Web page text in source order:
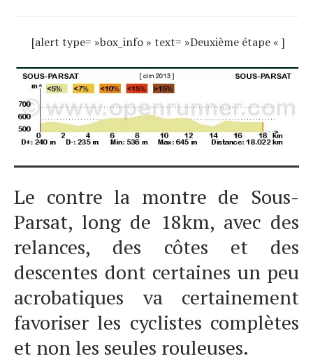
[alert type= »box_info » text= »Deuxième étape « ]
Le contre la montre de Sous-
Parsat, long de 18km, avec des
relances, des côtes et des
descentes dont certaines un peu
acrobatiques va certainement
favoriser les cyclistes complètes
et non les seules rouleuses.